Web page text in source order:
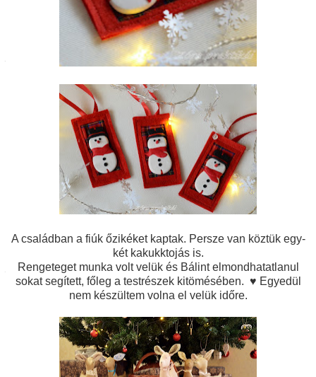
A családban a fiúk őzikéket kaptak. Persze van köztük egy-
két kakukktojás is.
Rengeteget munka volt velük és Bálint elmondhatatlanul
sokat segített, főleg a testrészek kitömésében. ♥ Egyedül
nem készültem volna el velük időre.